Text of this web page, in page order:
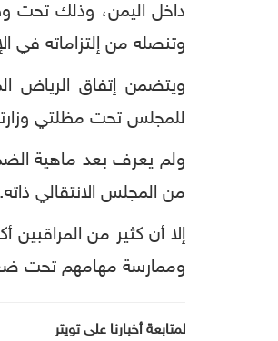
داخل اليمن، وذلك تحت
وتنصله من إلتزاماته في
ويتضمن إتفاق الرياض
للمجلس تحت مظلتي
ولم يعرف بعد ماهية
من المجلس الانتقالي ذاته.
إلا أن كثير من
وممارسة مهامهم تحت ضغط
لمتابعة أخبارنا على تويتر